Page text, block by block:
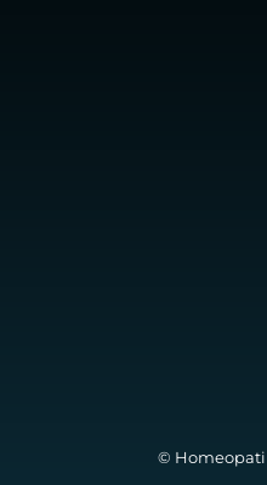
© Homeopati